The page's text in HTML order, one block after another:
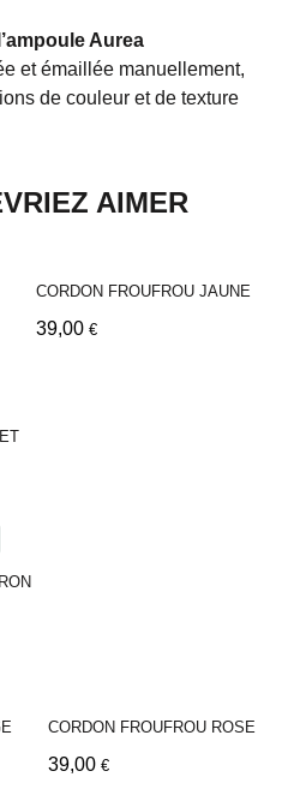
Aurea
et émaillée manuellement,
de couleur et de texture
AIMER
CORDON FROUFROU JAUNE
39,00 €
CORDON FROUFROU ROSE
39,00 €